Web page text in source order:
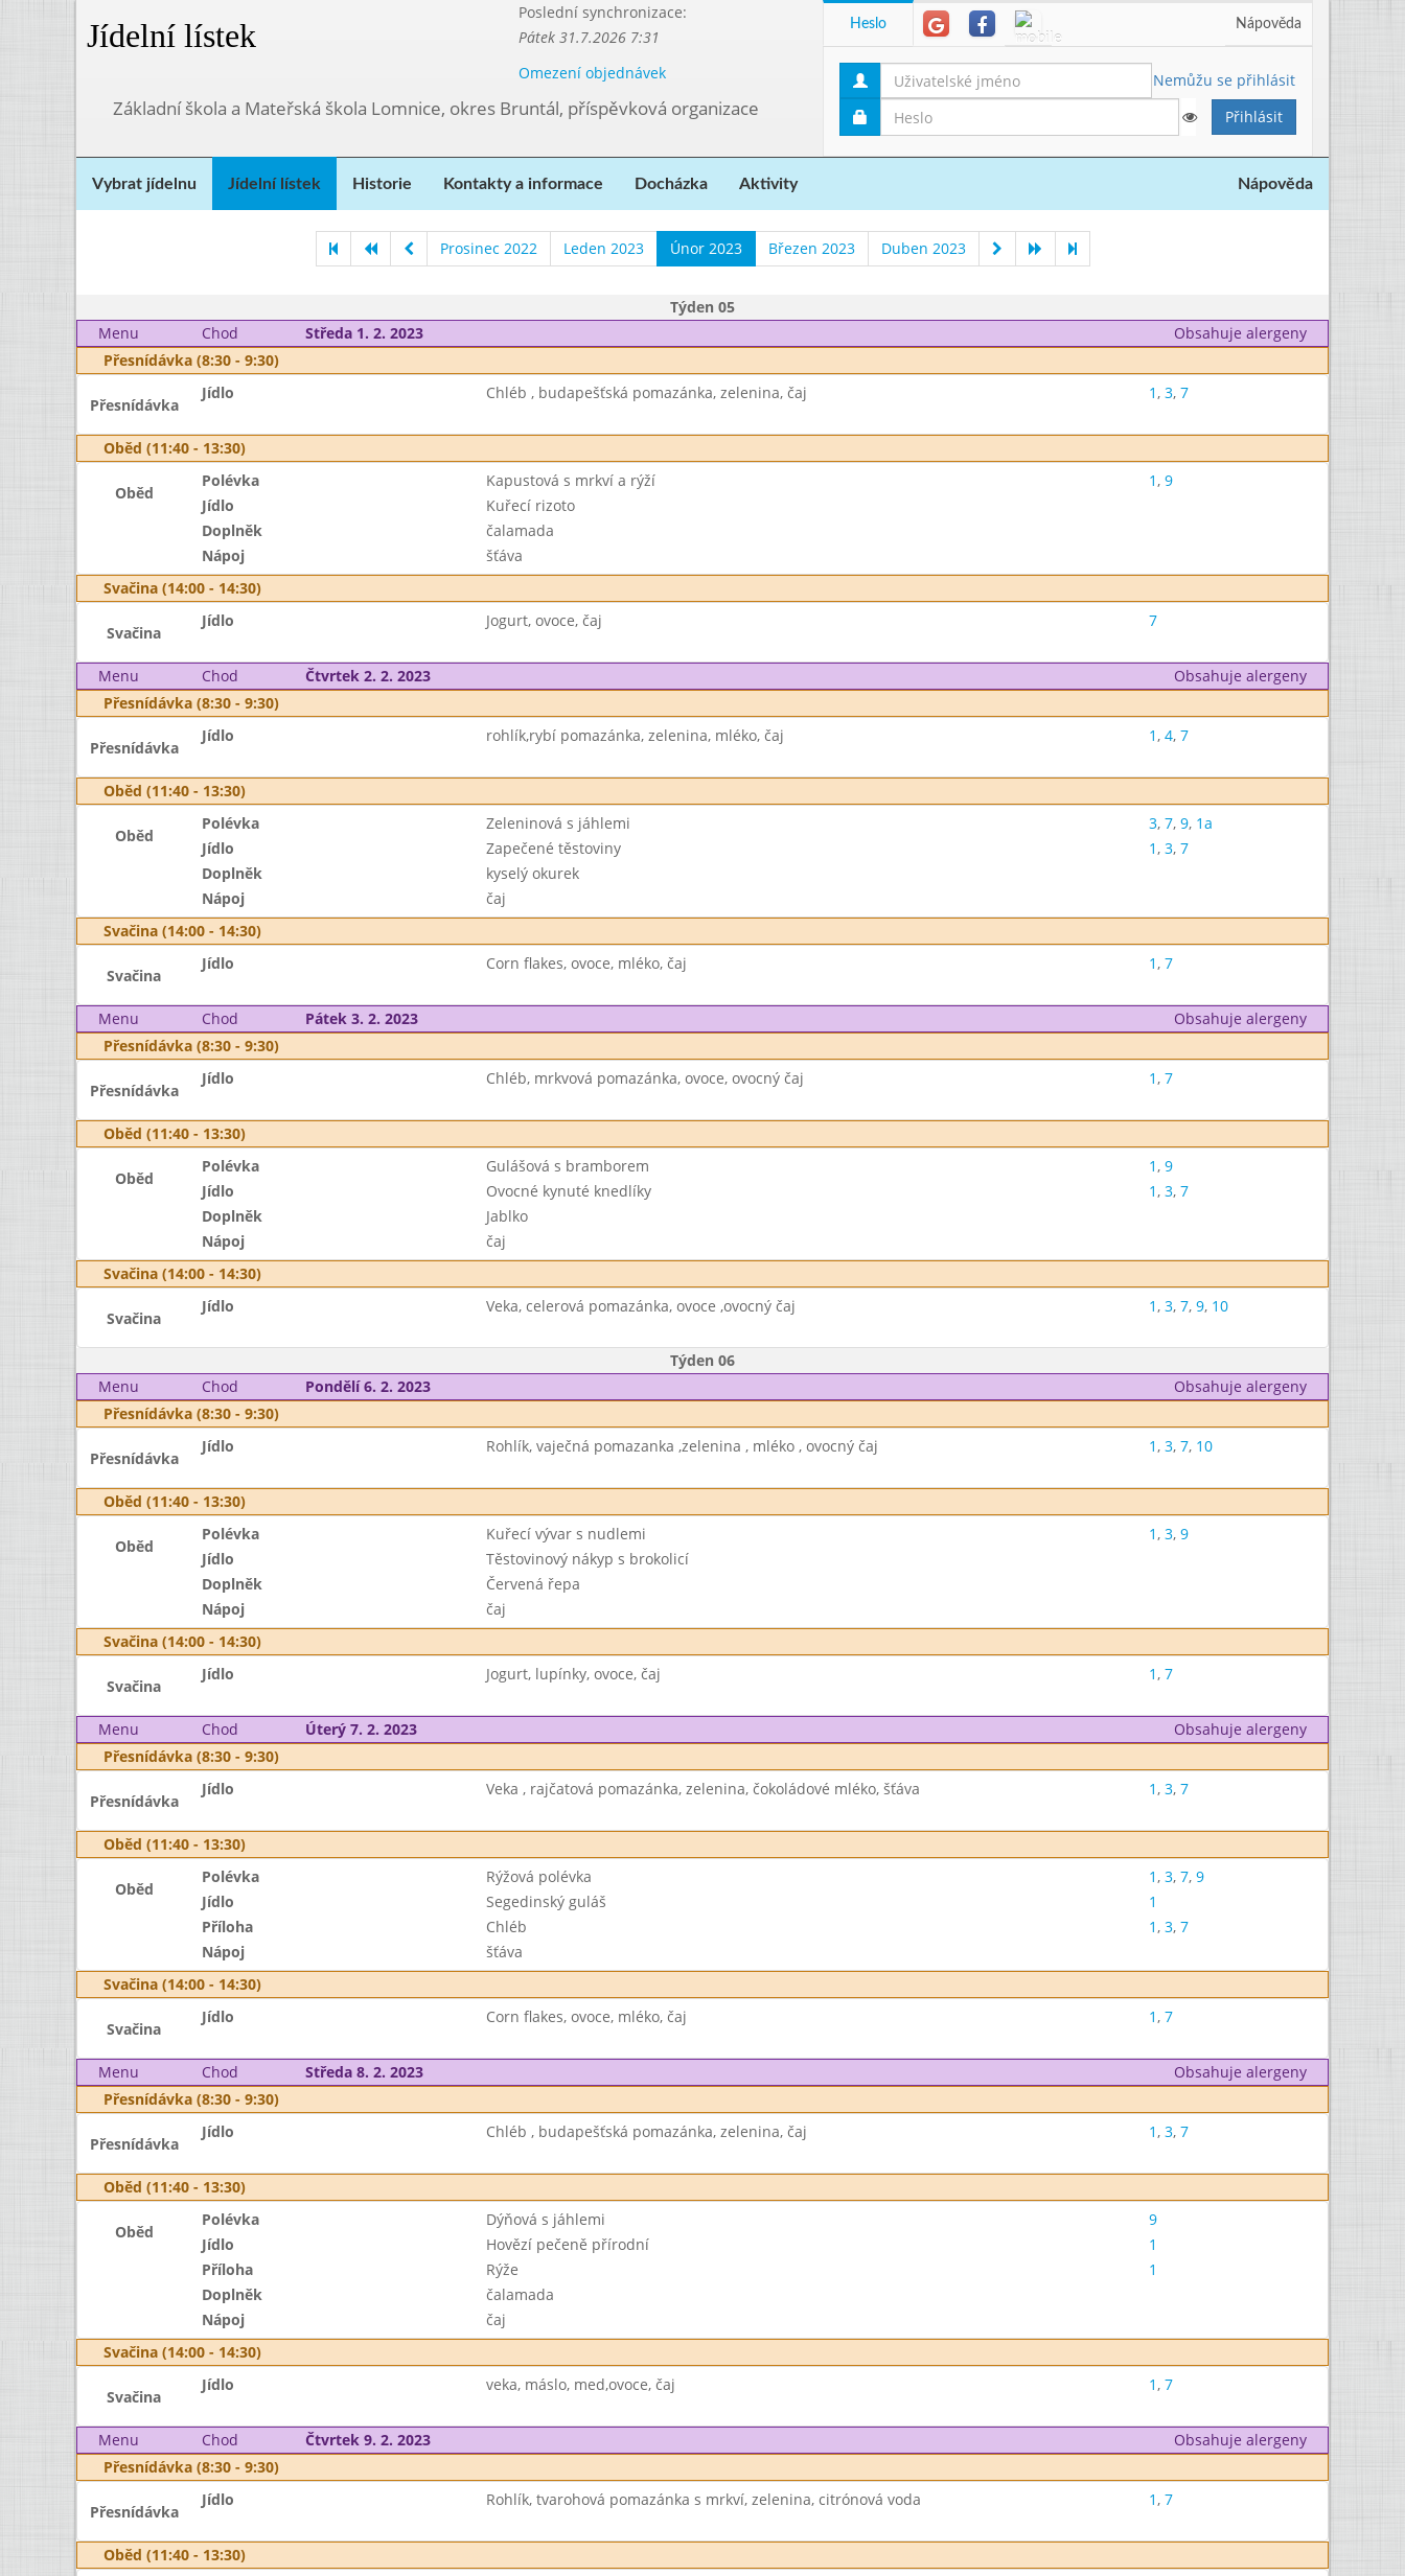
Jídelní lístek
Poslední synchronizace:
Pátek 31.7.2026 7:31
Omezení objednávek
Základní škola a Mateřská škola Lomnice, okres Bruntál, příspěvková organizace
Heslo Nápověda
Nemůžu se přihlásit
Vybrat jídelnu Jídelní lístek Historie Kontakty a informace Docházka Aktivity Nápověda
Prosinec 2022 Leden 2023 Únor 2023 Březen 2023 Duben 2023
Týden 05
Menu
Chod Středa 1. 2. 2023
Obsahuje alergeny
Přesnídávka (8:30 - 9:30)
Přesnídávka
Jídlo Chléb , budapešťská pomazánka, zelenina, čaj 1, 3, 7
Oběd (11:40 - 13:30)
Oběd
Polévka Kapustová s mrkví a rýží 1, 9
Jídlo
Kuřecí rizoto
Doplněk
čalamada
Nápoj
šťáva
Svačina (14:00 - 14:30)
Svačina
Jídlo Jogurt, ovoce, čaj 7
Menu Chod Čtvrtek 2. 2. 2023
Obsahuje alergeny
Přesnídávka (8:30 - 9:30)
Přesnídávka
Jídlo rohlík,rybí pomazánka, zelenina, mléko, čaj 1, 4, 7
Oběd (11:40 - 13:30)
Oběd
Polévka Zeleninová s jáhlemi 3, 7, 9, 1a
Jídlo
Zapečené těstoviny 1, 3, 7
Doplněk
kyselý okurek
Nápoj
čaj
Svačina (14:00 - 14:30)
Svačina
Jídlo Corn flakes, ovoce, mléko, čaj 1, 7
Menu Chod Pátek 3. 2. 2023
Obsahuje alergeny
Přesnídávka (8:30 - 9:30)
Přesnídávka
Jídlo Chléb, mrkvová pomazánka, ovoce, ovocný čaj 1, 7
Oběd (11:40 - 13:30)
Oběd
Polévka Gulášová s bramborem 1, 9
Jídlo
Ovocné kynuté knedlíky 1, 3, 7
Doplněk
Jablko
Nápoj
čaj
Svačina (14:00 - 14:30)
Svačina
Jídlo Veka, celerová pomazánka, ovoce ,ovocný čaj 1, 3, 7, 9, 10
Týden 06
Menu
Chod Pondělí 6. 2. 2023
Obsahuje alergeny
Přesnídávka (8:30 - 9:30)
Přesnídávka
Jídlo Rohlík, vaječná pomazanka ,zelenina , mléko , ovocný čaj 1, 3, 7, 10
Oběd (11:40 - 13:30)
Oběd
Polévka Kuřecí vývar s nudlemi 1, 3, 9
Jídlo
Těstovinový nákyp s brokolicí
Doplněk
Červená řepa
Nápoj
čaj
Svačina (14:00 - 14:30)
Svačina
Jídlo Jogurt, lupínky, ovoce, čaj 1, 7
Menu Chod Úterý 7. 2. 2023
Obsahuje alergeny
Přesnídávka (8:30 - 9:30)
Přesnídávka
Jídlo Veka , rajčatová pomazánka, zelenina, čokoládové mléko, šťáva 1, 3, 7
Oběd (11:40 - 13:30)
Oběd
Polévka Rýžová polévka 1, 3, 7, 9
Jídlo
Segedinský guláš
1
Příloha
Chléb 1, 3, 7
Nápoj
šťáva
Svačina (14:00 - 14:30)
Svačina
Jídlo Corn flakes, ovoce, mléko, čaj 1, 7
Menu Chod Středa 8. 2. 2023
Obsahuje alergeny
Přesnídávka (8:30 - 9:30)
Přesnídávka
Jídlo Chléb , budapešťská pomazánka, zelenina, čaj 1, 3, 7
Oběd (11:40 - 13:30)
Oběd
Polévka Dýňová s jáhlemi
9
Jídlo
Hovězí pečeně přírodní
1
Příloha
Rýže
1
Doplněk
čalamada
Nápoj
čaj
Svačina (14:00 - 14:30)
Svačina
Jídlo veka, máslo, med,ovoce, čaj 1, 7
Menu Chod Čtvrtek 9. 2. 2023
Obsahuje alergeny
Přesnídávka (8:30 - 9:30)
Přesnídávka
Jídlo Rohlík, tvarohová pomazánka s mrkví, zelenina, citrónová voda 1, 7
Oběd (11:40 - 13:30)